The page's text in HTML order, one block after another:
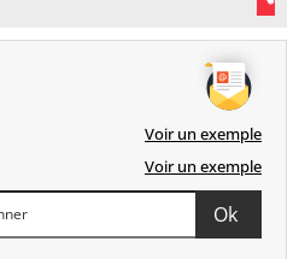
Voir un exemple
Voir un exemple